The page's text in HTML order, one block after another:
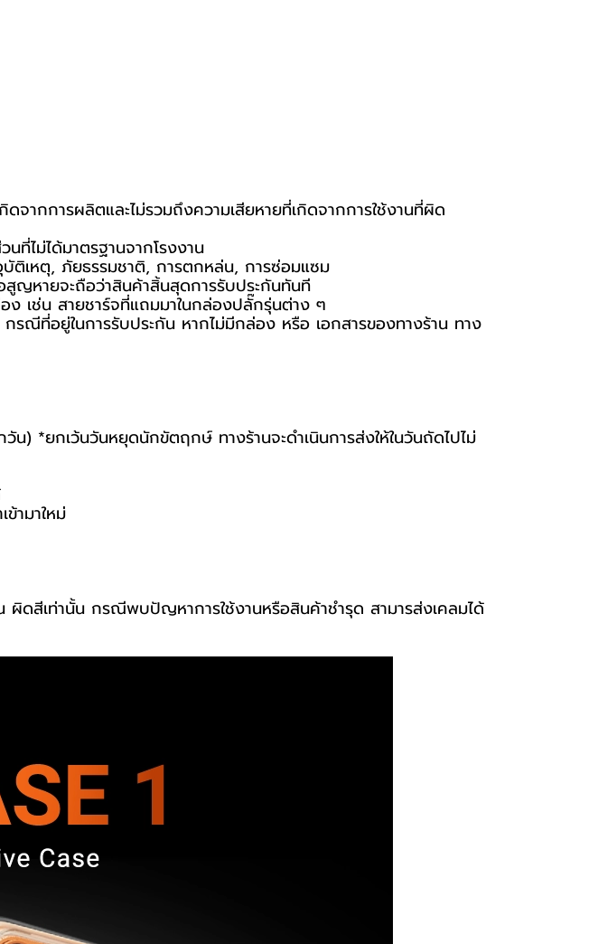
ากการผลิตและไม่รวมถึงความเสียหายที่เกิดจากการใช้งานที่ผิด
ที่ไม่ได้มาตรฐานจากโรงงาน
บัติเหตุ, ภัยธรรมชาติ, การตกหล่น, การซ่อมแซม
หายจะถือว่าสินค้าสิ้นสุดการรับประกันทันที
เช่น สายชาร์จที่แถมมาในกล่องปลั๊กรุ่นต่าง ๆ
ณีที่อยู่ในการรับประกัน หากไม่มีกล่อง หรือ เอกสารของทางร้าน ทาง
) *ยกเว้นวันหยุดนักขัตฤกษ์ ทางร้านจะดำเนินการส่งให้ในวันถัดไปไม่
ามาใหม่
ดสีเท่านั้น กรณีพบปัญหาการใช้งานหรือสินค้าชำรุด สามารส่งเคลมได้